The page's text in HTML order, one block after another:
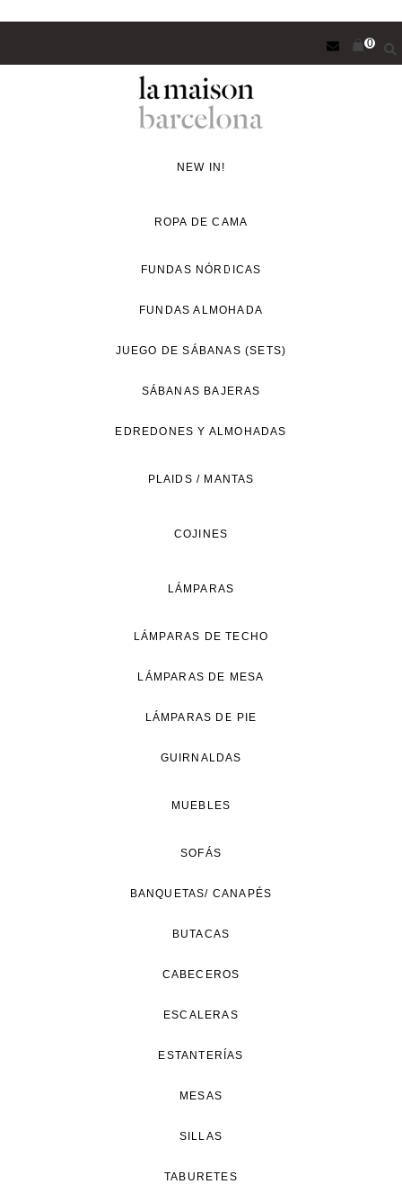
0
NEW IN!
ROPA DE CAMA
FUNDAS NÓRDICAS
FUNDAS ALMOHADA
JUEGO DE SÁBANAS (SETS)
SÁBANAS BAJERAS
EDREDONES Y ALMOHADAS
PLAIDS / MANTAS
COJINES
LÁMPARAS
LÁMPARAS DE TECHO
LÁMPARAS DE MESA
LÁMPARAS DE PIE
GUIRNALDAS
MUEBLES
SOFÁS
BANQUETAS/ CANAPÉS
BUTACAS
CABECEROS
ESCALERAS
ESTANTERÍAS
MESAS
SILLAS
TABURETES